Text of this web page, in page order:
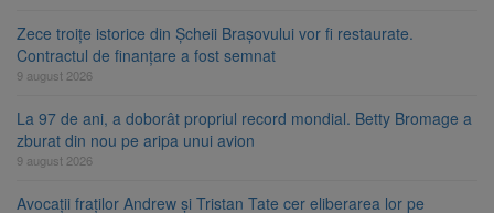
Zece troițe istorice din Șcheii Brașovului vor fi restaurate.
Contractul de finanțare a fost semnat
9 august 2026
La 97 de ani, a doborât propriul record mondial. Betty Bromage a
zburat din nou pe aripa unui avion
9 august 2026
Avocații fraților Andrew și Tristan Tate cer eliberarea lor pe